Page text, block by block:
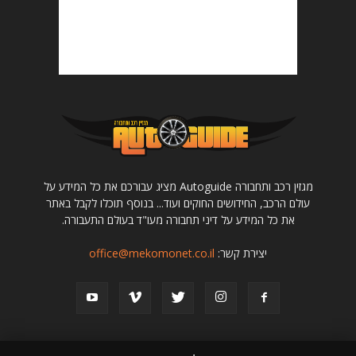
מגזין רכב ותחבורה Autoguide מציג עבורכם את כל המידע על
עולם הרכב, החידושים החוקים ועוד... בנוסף תוכלו לקבל באתר
את כל המידע על דיני תחבורה מעו"ד בעולם התעבורה.
יצירת קשר: office@mekomonet.co.il